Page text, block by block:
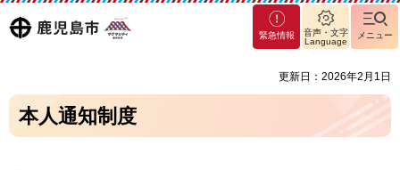
鹿児島
マグ
マシ
緊急情報
音声・文字
Language
メニュー
更新日：2026年2月1日
本人通知制度